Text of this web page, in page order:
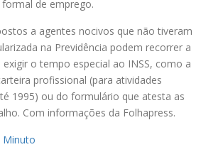
de emprego.
a agentes nocivos que não tiveram
na Previdência podem recorrer a
o tempo especial ao INSS, como a
profissional (para atividades
1995) ou do formulário que atesta as
Com informações da Folhapress.
Minuto